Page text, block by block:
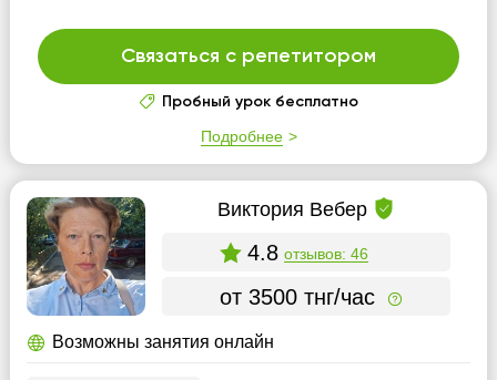
Связаться с репетитором
Пробный урок бесплатно
Подробнее
Виктория Вебер
4.8 отзывов: 46
от 3500 тнг/час
Возможны занятия онлайн